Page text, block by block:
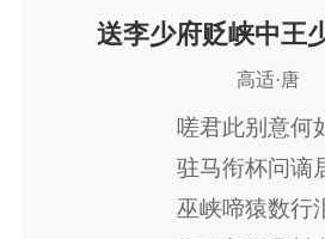
校尉羽书飞瀚
单于猎火照狼
胡骑凭陵杂风
战士军前半死
美人帐下犹歌
送李少府贬峡中王
高适·唐
嗟君此别意何
驻马衔杯问谪
巫峡啼猿数行